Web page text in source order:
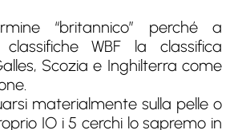
“britannico” perché a
WBF la classifica
Scozia e Inghilterra come
materialmente sulla pelle o
IO i 5 cerchi lo sapremo in